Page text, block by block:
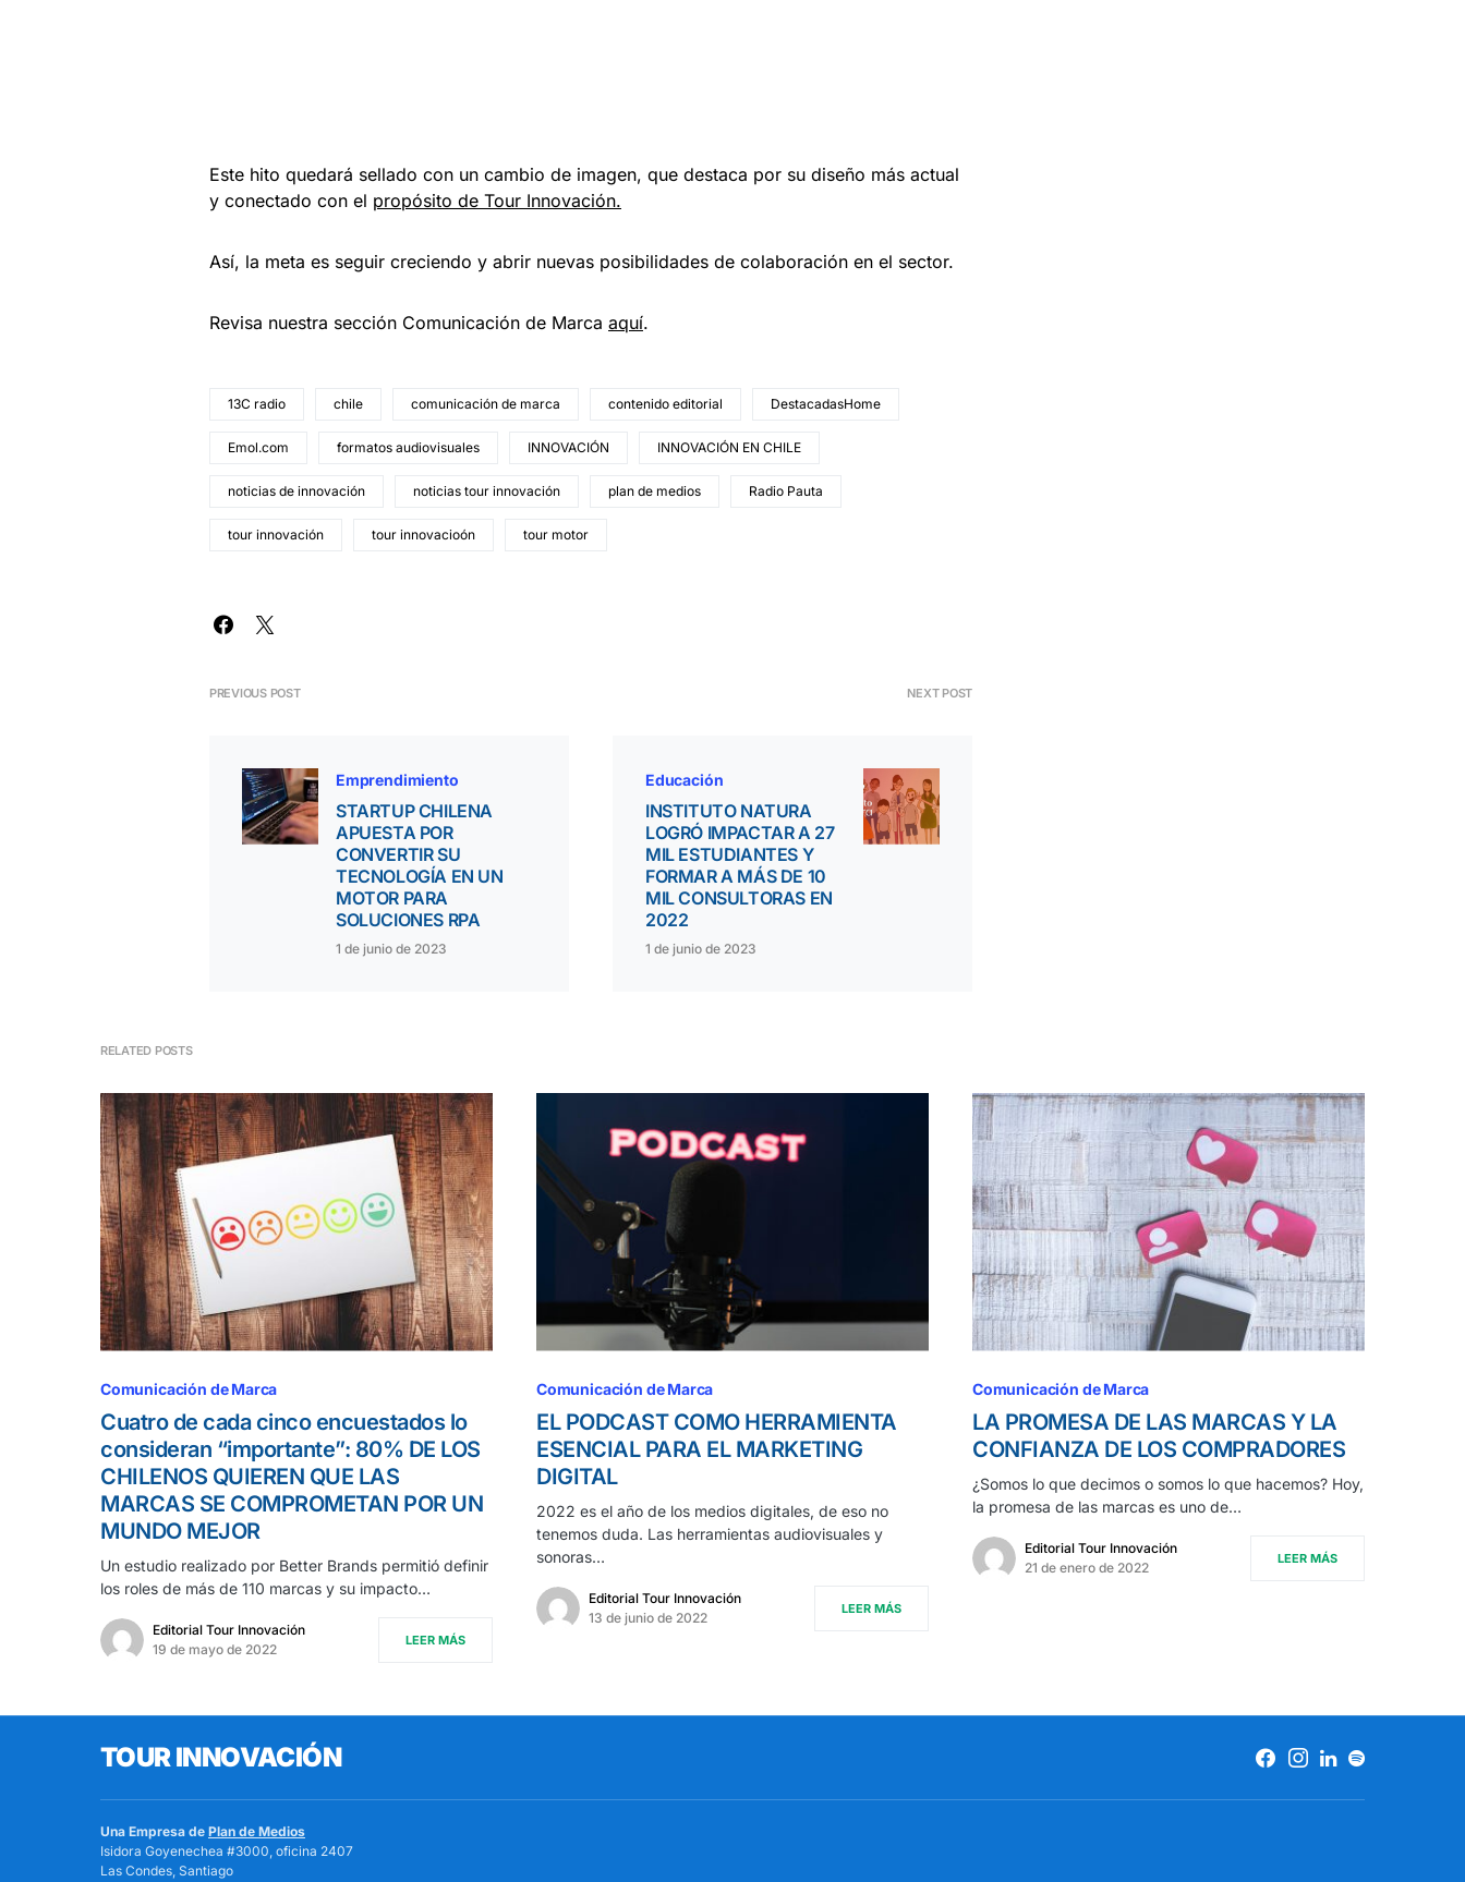
Este hito quedará sellado con un cambio de imagen, que destaca por su diseño más actual
y conectado con el propósito de Tour Innovación.
Así, la meta es seguir creciendo y abrir nuevas posibilidades de colaboración en el sector.
Revisa nuestra sección Comunicación de Marca aquí.
13C radio chile comunicación de marca contenido editorial DestacadasHome
Emol.com formatos audiovisuales INNOVACIÓN INNOVACIÓN EN CHILE
noticias de innovación noticias tour innovación plan de medios Radio Pauta
tour innovación tour innovacioón tour motor
PREVIOUS POST
Emprendimiento
STARTUP CHILENA
APUESTA POR
CONVERTIR SU
TECNOLOGÍA EN UN
MOTOR PARA
SOLUCIONES RPA
1 de junio de 2023
NEXT POST
Educación
INSTITUTO NATURA
LOGRÓ IMPACTAR A 27
MIL ESTUDIANTES Y
FORMAR A MÁS DE 10
MIL CONSULTORAS EN
2022
1 de junio de 2023
RELATED POSTS
Comunicación de Marca
Cuatro de cada cinco encuestados lo
consideran “importante”: 80% DE LOS
CHILENOS QUIEREN QUE LAS
MARCAS SE COMPROMETAN POR UN
MUNDO MEJOR
Un estudio realizado por Better Brands permitió definir
los roles de más de 110 marcas y su impacto…
Editorial Tour Innovación
19 de mayo de 2022
LEER MÁS
Comunicación de Marca
EL PODCAST COMO HERRAMIENTA
ESENCIAL PARA EL MARKETING
DIGITAL
2022 es el año de los medios digitales, de eso no
tenemos duda. Las herramientas audiovisuales y
sonoras…
Editorial Tour Innovación
13 de junio de 2022
LEER MÁS
Comunicación de Marca
LA PROMESA DE LAS MARCAS Y LA
CONFIANZA DE LOS COMPRADORES
¿Somos lo que decimos o somos lo que hacemos? Hoy,
la promesa de las marcas es uno de…
Editorial Tour Innovación
21 de enero de 2022
LEER MÁS
TOUR INNOVACIÓN
Una Empresa de Plan de Medios
Isidora Goyenechea #3000, oficina 2407
Las Condes, Santiago